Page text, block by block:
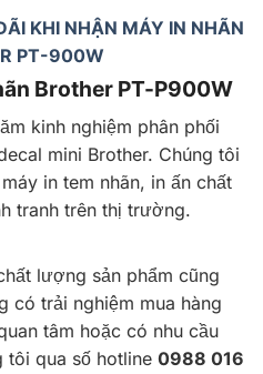
KHI NHẬN MÁY IN NHÃN
PT-900W
Brother PT-P900W
kinh nghiệm phân phối
mini Brother. Chúng tôi
in tem nhãn, in ấn chất
tranh trên thị trường.
lượng sản phẩm cũng
có trải nghiệm mua hàng
tâm hoặc có nhu cầu
tôi qua số hotline 0988 016